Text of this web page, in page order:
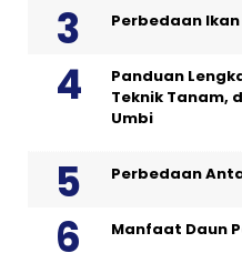
Perbedaan
Panduan
Teknik Tanam,
Umbi
Perbedaan
Manfaat Daun